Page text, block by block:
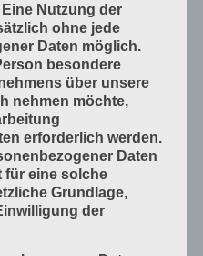
Betrieb
Kunststoffe
herstellen
herstellen
Nutzung der
ohne jede
Daten möglich.
besondere
über unsere
nehmen möchte,
erforderlich werden.
Daten
für eine solche
Grundlage,
der